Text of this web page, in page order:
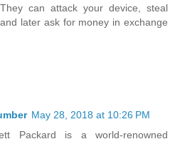
can attack your device, steal
later ask for money in exchange
May 28, 2018 at 10:26 PM
Packard is a world-renowned